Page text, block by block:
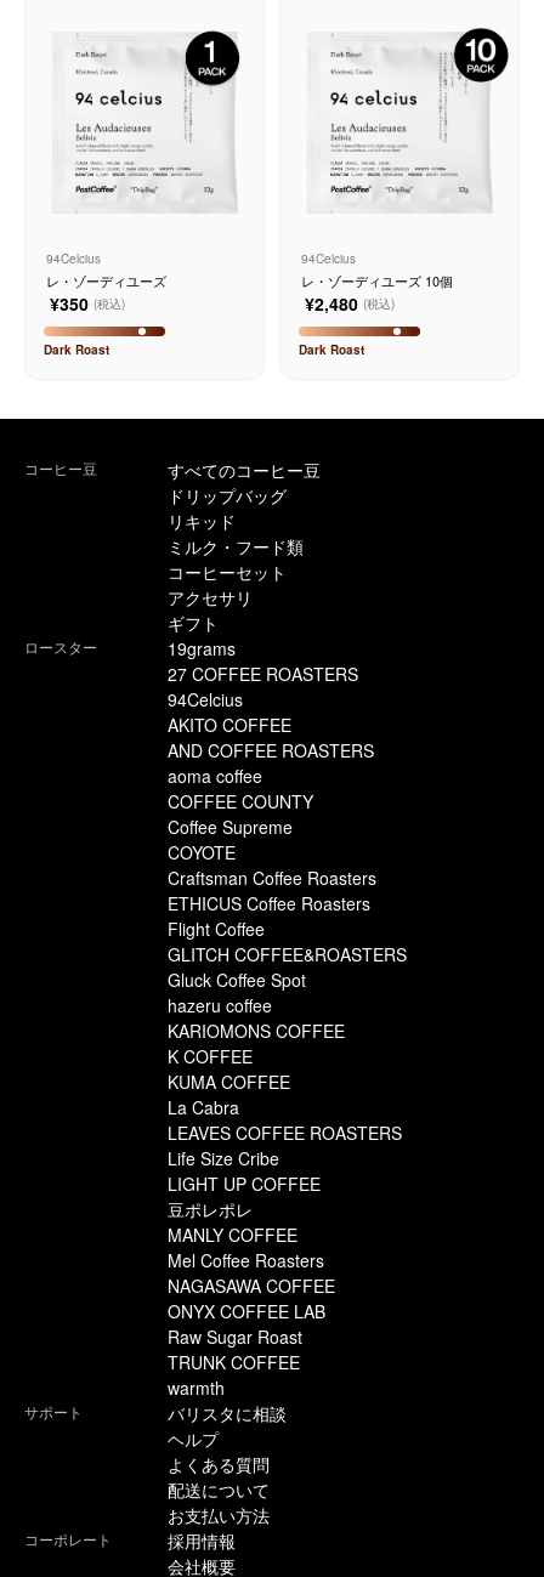
お知らせ
よくある質問
店舗情報
94Celcius
レ・ゾーディユーズ
¥350 (税込)
Dark Roast
94Celcius
レ・ゾーディユーズ 10個
¥2,480 (税込)
Dark Roast
コーヒー豆
すべてのコーヒー豆
ドリップバッグ
リキッド
ミルク・フード類
コーヒーセット
アクセサリ
ギフト
ロースター
19grams
27 COFFEE ROASTERS
94Celcius
AKITO COFFEE
AND COFFEE ROASTERS
aoma coffee
COFFEE COUNTY
Coffee Supreme
COYOTE
Craftsman Coffee Roasters
ETHICUS Coffee Roasters
Flight Coffee
GLITCH COFFEE&ROASTERS
Gluck Coffee Spot
hazeru coffee
KARIOMONS COFFEE
K COFFEE
KUMA COFFEE
La Cabra
LEAVES COFFEE ROASTERS
Life Size Cribe
LIGHT UP COFFEE
豆ポレポレ
MANLY COFFEE
Mel Coffee Roasters
NAGASAWA COFFEE
ONYX COFFEE LAB
Raw Sugar Roast
TRUNK COFFEE
warmth
サポート
バリスタに相談
ヘルプ
よくある質問
配送について
お支払い方法
コーポレート
採用情報
会社概要